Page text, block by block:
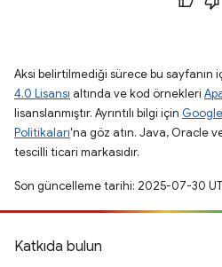
Aksi belirtilmediği sürece bu sayfanın
4.0 Lisansı altında ve kod örnekleri
lisanslanmıştır. Ayrıntılı bilgi için
Politikaları'na göz atın. Java, Oracle
tescilli ticari markasıdır.
Son güncelleme tarihi: 2025-07-30
Katkıda bulun